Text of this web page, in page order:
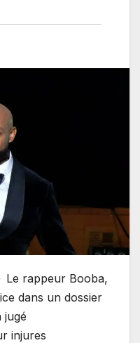
Le rappeur Booba,
dans un dossier
jugé
injures